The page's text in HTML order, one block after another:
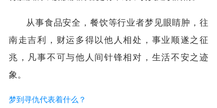
从事食品安全，餐饮等行业者梦见眼睛肿，往
南走吉利，财运多得以他人相处，事业顺遂之征
兆，凡事不可与他人间针锋相对，生活不安之迹
象。
梦到寻仇代表着什么？